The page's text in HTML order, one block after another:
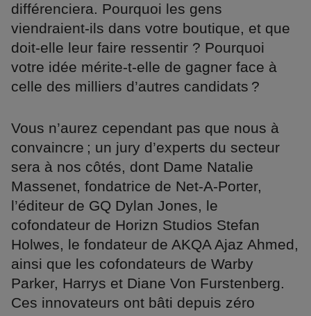
différenciera. Pourquoi les gens
viendraient-ils dans votre boutique, et que
doit-elle leur faire ressentir ? Pourquoi
votre idée mérite-t-elle de gagner face à
celle des milliers d’autres candidats ?
Vous n’aurez cependant pas que nous à
convaincre ; un jury d’experts du secteur
sera à nos côtés, dont Dame Natalie
Massenet, fondatrice de Net-A-Porter,
l’éditeur de GQ Dylan Jones, le
cofondateur de Horizn Studios Stefan
Holwes, le fondateur de AKQA Ajaz Ahmed,
ainsi que les cofondateurs de Warby
Parker, Harrys et Diane Von Furstenberg.
Ces innovateurs ont bâti depuis zéro